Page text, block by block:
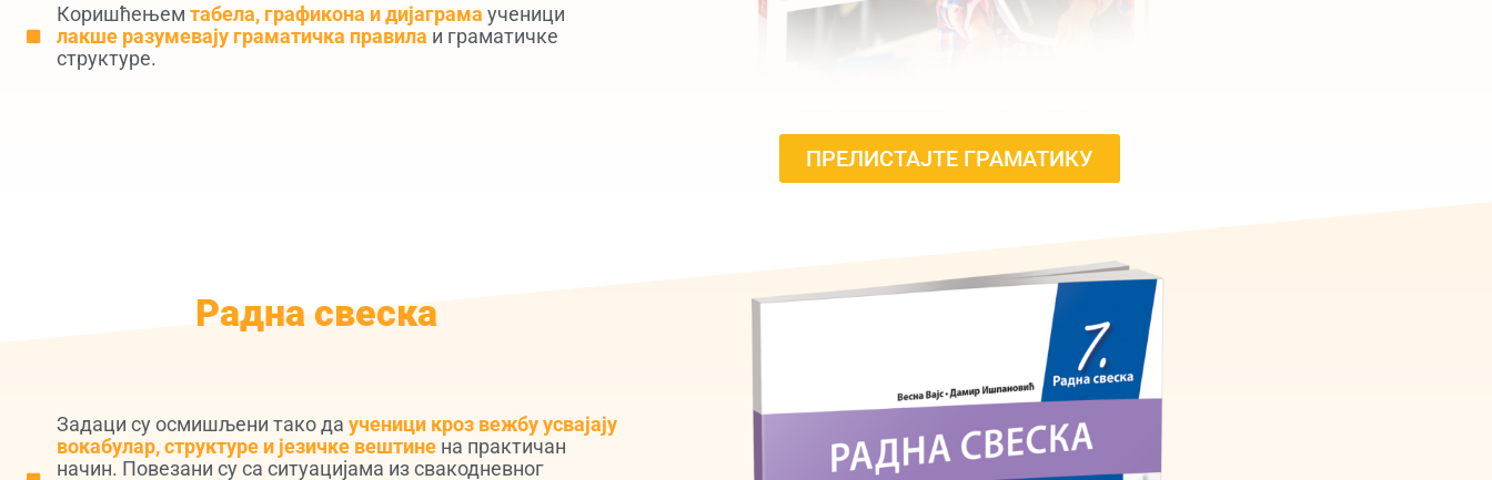
Коришћењем табела, графикона и дијаграма ученици
лакше разумевају граматичка правила и граматичке
структуре.
ПРЕЛИСТАЈТЕ ГРАМАТИКУ
Радна свеска
Задаци су осмишљени тако да ученици кроз вежбу усвајају
вокабулар, структуре и језичке вештинена практичан
начин. Повезани су са ситуацијама из свакодневног